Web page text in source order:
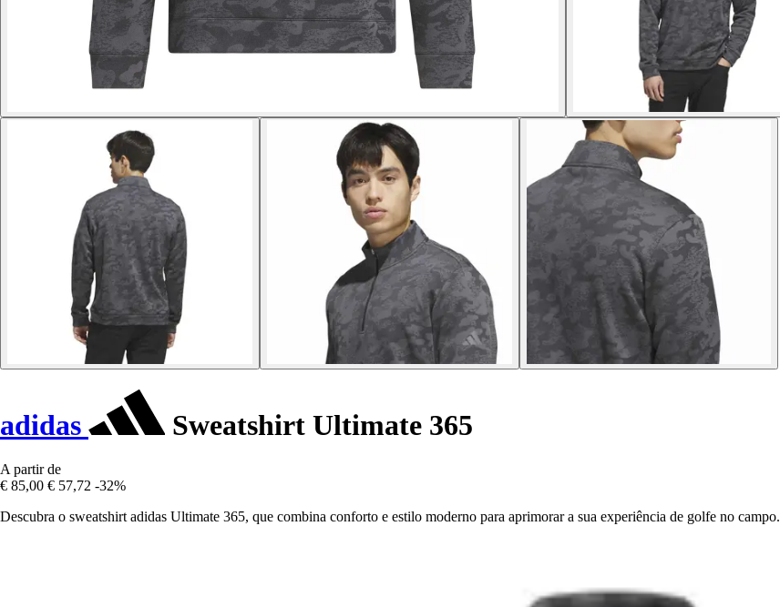
adidas Sweatshirt Ultimate 365
A partir de
€ 85,00 € 57,72 -32%
Descubra o sweatshirt adidas Ultimate 365, que combina conforto e estilo moderno para aprimorar a sua experiência de golfe no campo.